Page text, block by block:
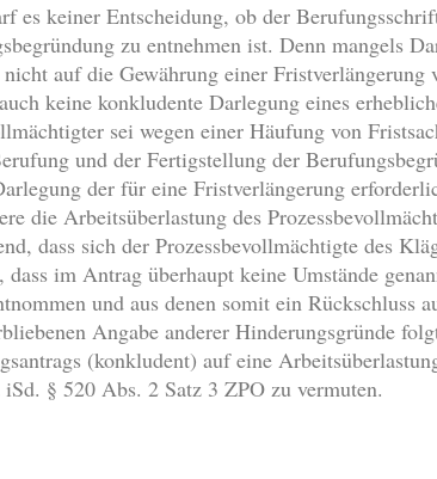
es keiner Entscheidung, ob der
zu entnehmen ist. Denn mangels
auf die Gewährung einer
keine konkludente Darlegung eines
sei wegen einer Häufung von
und der Fertigstellung der
der für eine Fristverlängerung
die Arbeitsüberlastung des
dass sich der Prozessbevollmächtigte des
im Antrag überhaupt keine Umstände
und aus denen somit ein Rückschluss
Angabe anderer Hinderungsgründe
(konkludent) auf eine
§ 520 Abs. 2 Satz 3 ZPO zu vermuten.